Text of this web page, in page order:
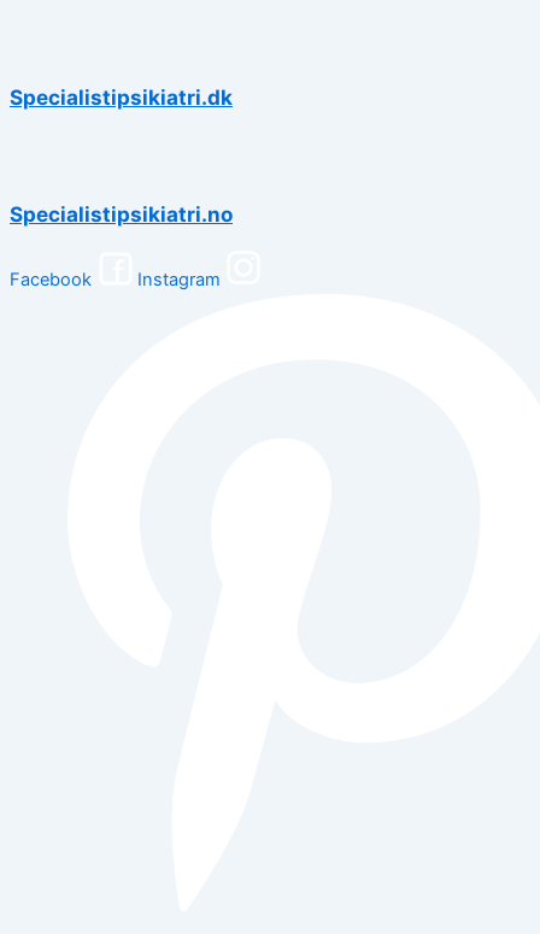
Specialistipsikiatri.dk
Specialistipsikiatri.no
Facebook Instagram